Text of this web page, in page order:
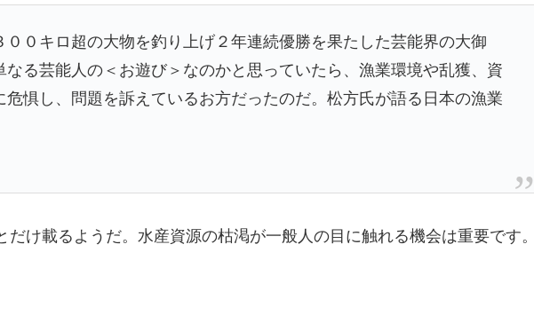
００キロ超の大物を釣り上げ２年連続優勝を果たした芸能界の大御
なる芸能人の＜お遊び＞なのかと思っていたら、漁業環境や乱獲、資
危惧し、問題を訴えているお方だったのだ。松方氏が語る日本の漁業
だけ載るようだ。水産資源の枯渇が一般人の目に触れる機会は重要です。